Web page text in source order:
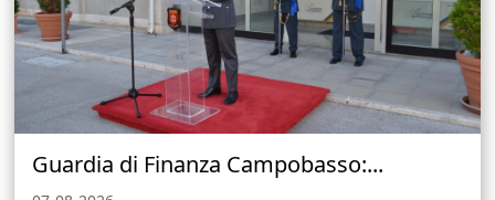
Guardia di Finanza Campobasso:...